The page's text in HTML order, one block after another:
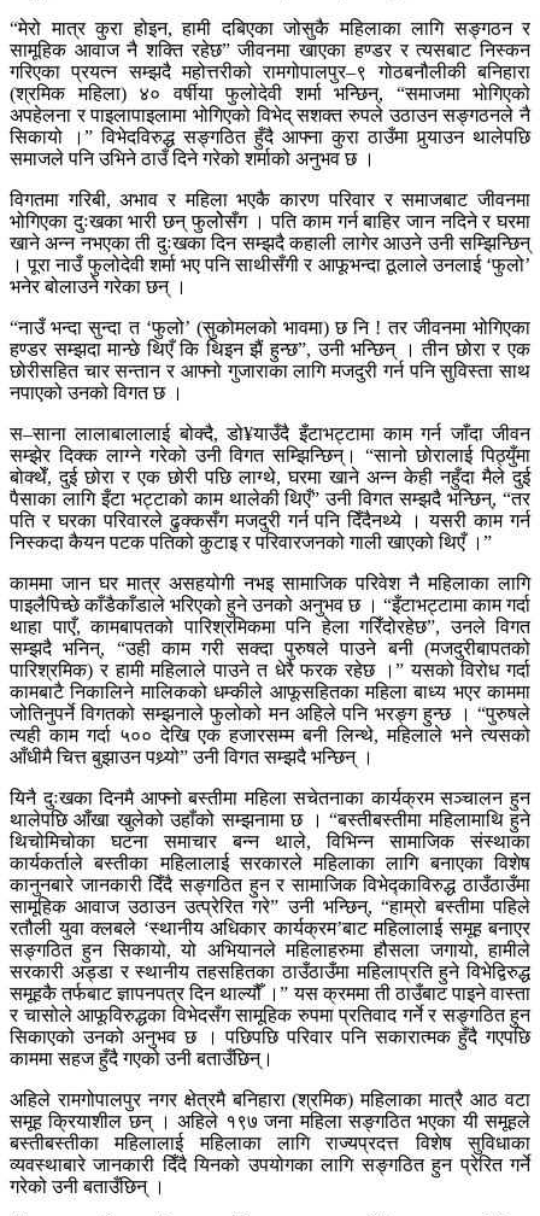
“मेरो मात्र कुरा होइन, हामी दबिएका जोसुकै महिलाका लागि सङ्गठन र
सामूहिक आवाज नै शक्ति रहेछ” जीवनमा खाएका हण्डर र त्यसबाट निस्कन
गरिएका प्रयत्न सम्झदै महोत्तरीको रामगोपालपुर–९ गोठबनौलीकी बनिहारा
(श्रमिक महिला) ४० वर्षीया फुलोदेवी शर्मा भन्छिन्, “समाजमा भोगिएको
अपहेलना र पाइलापाइलामा भोगिएको विभेद् सशक्त रुपले उठाउन सङ्गठनले नै
सिकायो ।” विभेदविरुद्ध सङ्गठित हुँदै आफ्ना कुरा ठाउँमा पुर्‍याउन थालेपछि
समाजले पनि उभिने ठाउँ दिने गरेको शर्माको अनुभव छ ।
विगतमा गरिबी, अभाव र महिला भएकै कारण परिवार र समाजबाट जीवनमा
भोगिएका दुःखका भारी छन् फुलोेसँग । पति काम गर्न बाहिर जान नदिने र घरमा
खाने अन्न नभएका ती दुःखका दिन सम्झदै कहाली लागेर आउने उनी सम्झिन्छिन्
। पूरा नाउँ फुलोदेवी शर्मा भए पनि साथीसँगी र आफूभन्दा ठूलाले उनलाई ‘फुलो’
भनेर बोलाउने गरेका छन् ।
“नाउँ भन्दा सुन्दा त ‘फुलो’ (सुकोमलको भावमा) छ नि ! तर जीवनमा भोगिएका
हण्डर सम्झदा मान्छे थिएँ कि थिइन झैं हुन्छ”, उनी भन्छिन् । तीन छोरा र एक
छोरीसहित चार सन्तान र आफ्नो गुजाराका लागि मजदुरी गर्न पनि सुविस्ता साथ
नपाएको उनको विगत छ ।
स–साना लालाबालालाई बोक्दै, डो¥याउँदै इँटाभट्टामा काम गर्न जाँदा जीवन
सम्झेर दिक्क लाग्ने गरेको उनी विगत सम्झिन्छिन्। “सानो छोरालाई पिठ्युँमा
बोक्थेँ, दुई छोरा र एक छोरी पछि लाग्थे, घरमा खाने अन्न केही नहुँदा मैले दुई
पैसाका लागि इँटा भट्टाको काम थालेकी थिएँ” उनी विगत सम्झदै भन्छिन्, “तर
पति र घरका परिवारले ढुक्कसँग मजदुरी गर्न पनि दिँदैनथ्ये । यसरी काम गर्न
निस्कदा कैयन पटक पतिको कुटाइ र परिवारजनको गाली खाएको थिएँ ।”
काममा जान घर मात्र असहयोगी नभइ सामाजिक परिवेश नै महिलाका लागि
पाइलैपिच्छे काँडैकाँडाले भरिएको हुने उनको अनुभव छ । “इँटाभट्टामा काम गर्दा
थाहा पाएँ, कामबापतको पारिश्रमिकमा पनि हेला गरिँदोरहेछ”, उनले विगत
सम्झदै भनिन्, “उही काम गरी सक्दा पुरुषले पाउने बनी (मजदुरीबापतको
पारिश्रमिक) र हामी महिलाले पाउने त धेरै फरक रहेछ ।” यसको विरोध गर्दा
कामबाटै निकालिने मालिकको धम्कीले आफूसहितका महिला बाध्य भएर काममा
जोतिनुपर्ने विगतको सम्झनाले फुलोको मन अहिले पनि भरङ्ग हुन्छ । “पुरुषले
त्यही काम गर्दा ५०० देखि एक हजारसम्म बनी लिन्थे, महिलाले भने त्यसको
आँधीमै चित्त बुझाउन पथ्र्यो” उनी विगत सम्झदै भन्छिन् ।
यिनै दुःखका दिनमै आफ्नो बस्तीमा महिला सचेतनाका कार्यक्रम सञ्चालन हुन
थालेपछि आँखा खुलेको उहाँको सम्झनामा छ । “बस्तीबस्तीमा महिलामाथि हुने
थिचोमिचोका घटना समाचार बन्न थाले, विभिन्न सामाजिक संस्थाका
कार्यकर्ताले बस्तीका महिलालाई सरकारले महिलाका लागि बनाएका विशेष
कानुनबारे जानकारी दिँदै सङ्गठित हुन र सामाजिक विभेद्काविरुद्ध ठाउँठाउँमा
सामूहिक आवाज उठाउन उत्प्रेरित गरे” उनी भन्छिन्, “हाम्रो बस्तीमा पहिले
रतौली युवा क्लबले ‘स्थानीय अधिकार कार्यक्रम’बाट महिलालाई समूह बनाएर
सङ्गठित हुन सिकायो, यो अभियानले महिलाहरुमा हौसला जगायो, हामीले
सरकारी अड्डा र स्थानीय तहसहितका ठाउँठाउँमा महिलाप्रति हुने विभेद्विरुद्ध
समूहकै तर्फबाट ज्ञापनपत्र दिन थाल्यौँ ।” यस क्रममा ती ठाउँबाट पाइने वास्ता
र चासोले आफूविरुद्धका विभेदसँग सामूहिक रुपमा प्रतिवाद गर्ने र सङ्गठित हुन
सिकाएको उनको अनुभव छ । पछिपछि परिवार पनि सकारात्मक हुँदै गएपछि
काममा सहज हुँदै गएको उनी बताउँछिन्।
अहिले रामगोपालपुर नगर क्षेत्रमै बनिहारा (श्रमिक) महिलाका मात्रै आठ वटा
समूह क्रियाशील छन् । अहिले १९७ जना महिला सङ्गठित भएका यी समूहले
बस्तीबस्तीका महिलालाई महिलाका लागि राज्यप्रदत्त विशेष सुविधाका
व्यवस्थाबारे जानकारी दिँदै यिनको उपयोगका लागि सङ्गठित हुन प्रेरित गर्ने
गरेको उनी बताउँछिन् ।